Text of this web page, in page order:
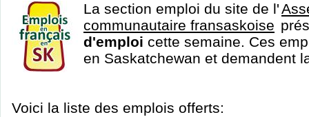
La section emploi du site de l'
communautaire fransaskoise
d'emploi cette semaine. Ces
en Saskatchewan et demandent
Voici la liste des emplois offerts: